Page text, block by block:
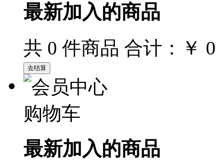
最新加入的商品
共 0 件商品 合计： ￥ 0
购物车
最新加入的商品